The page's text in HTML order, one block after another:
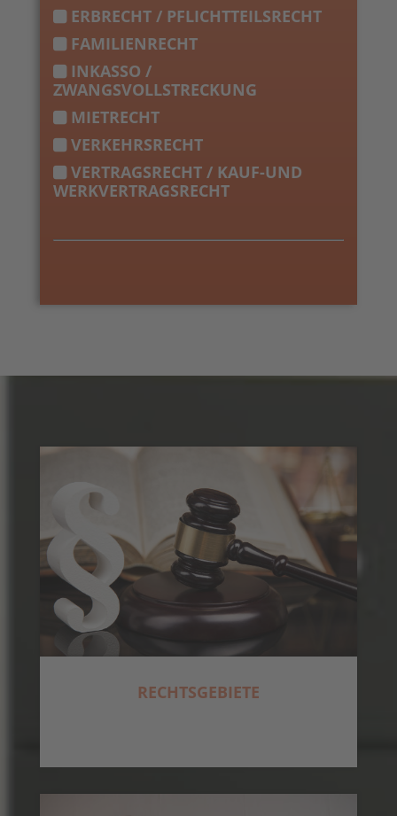
ERBRECHT / PFLICHTTEILSRECHT
FAMILIENRECHT
INKASSO /
ZWANGSVOLLSTRECKUNG
MIETRECHT
VERKEHRSRECHT
VERTRAGSRECHT / KAUF-UND
WERKVERTRAGSRECHT
RECHTSGEBIETE